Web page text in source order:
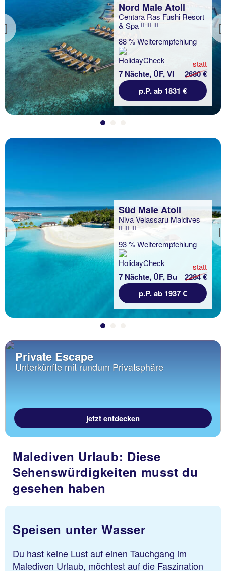
Previous
Nord Male Atoll
Centara Ras Fushi Resort
& Spa
88 % Weiterempfehlung
7 Nächte, ÜF, VI
statt
2680 €
p.P. ab 1831 €
Previous
Süd Male Atoll
Niva Velassaru Maldives
93 % Weiterempfehlung
7 Nächte, ÜF, Bu
statt
2284 €
p.P. ab 1937 €
Private Escape
Unterkünfte mit rundum Privatsphäre
jetzt entdecken
Malediven Urlaub: Diese
Sehenswürdigkeiten musst du
gesehen haben
Speisen unter Wasser
Du hast keine Lust auf einen Tauchgang im
Malediven Urlaub, möchtest auf die Faszination